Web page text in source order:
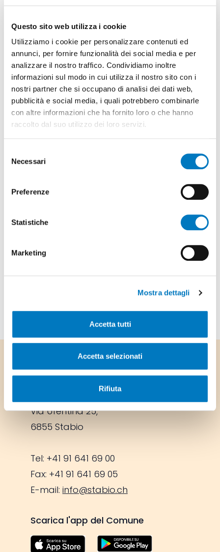
Questo sito web utilizza i cookie
Utilizziamo i cookie per personalizzare contenuti ed
annunci, per fornire funzionalità dei social media e per
analizzare il nostro traffico. Condividiamo inoltre
informazioni sul modo in cui utilizza il nostro sito con i
nostri partner che si occupano di analisi dei dati web,
pubblicità e social media, i quali potrebbero combinarle
con altre informazioni che ha fornito loro o che hanno
raccolto dal suo utilizzo dei loro servizi.
delNecessari
Preferenze
Statistiche
Marketing
Mostra dettagli
Accetta tutti
Accetta selezionati
Rifiuta
Beach Volley all'Oratorio San Rocco
Per tutto il mese sarà possibile praticare
beach volley presso l'Oratorio San Rocco.
Scopri di più
Cinema in Piazza - Minion & Monster
Monster
Stemma Comune di Stabio
Comune di Stabio
Via Ufentina 25,
6855 Stabio
Tel: +41 91 641 69 00
Fax: +41 91 641 69 05
E-mail: info@stabio.ch
Scarica l'app del Comune